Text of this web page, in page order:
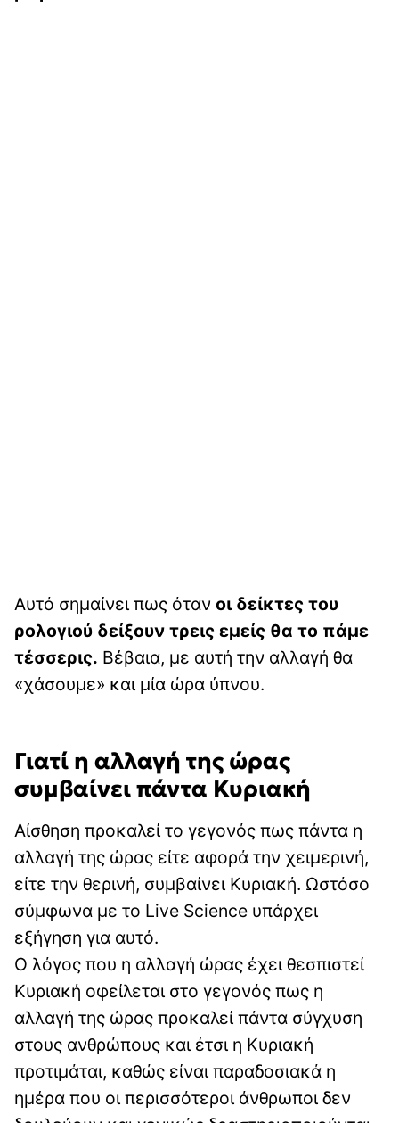
Αυτό σημαίνει πως όταν οι δείκτες του
ρολογιού δείξουν τρεις εμείς θα το πάμε
τέσσερις. Βέβαια, με αυτή την αλλαγή θα
«χάσουμε» και μία ώρα ύπνου.
Γιατί η αλλαγή της ώρας
συμβαίνει πάντα Κυριακή
Αίσθηση προκαλεί το γεγονός πως πάντα η
αλλαγή της ώρας είτε αφορά την χειμερινή,
είτε την θερινή, συμβαίνει Κυριακή. Ωστόσο
σύμφωνα με το Live Science υπάρχει
εξήγηση για αυτό.
Ο λόγος που η αλλαγή ώρας έχει θεσπιστεί
Κυριακή οφείλεται στο γεγονός πως η
αλλαγή της ώρας προκαλεί πάντα σύγχυση
στους ανθρώπους και έτσι η Κυριακή
προτιμάται, καθώς είναι παραδοσιακά η
ημέρα που οι περισσότεροι άνθρωποι δεν